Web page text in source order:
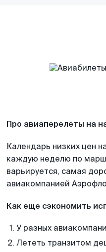
Про авиаперелеты на
Календарь низких цен
каждую неделю по
варьируется, самая
авиакомпанией
Как еще сэкономить
У разных
Лететь транзитом